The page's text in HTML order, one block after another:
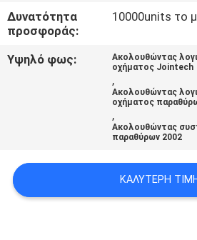
ΖΗΤΉΣΤΕ
ΈΝΑ
ΑΠΌΣΠΑΣΜΑ
PRIVACY
POLICY
Δυνατότητα
προσφοράς:
10000units το
Υψηλό φως:
Ακολουθώντας
οχήματος Jointech
,
Ακολουθώντας
οχήματος
,
Ακολουθώντας
παραθύρων 2002
ΚΑΛΎΤΕΡΗ